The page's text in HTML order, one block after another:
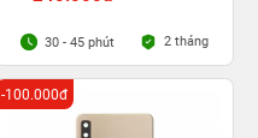
30 - 45 phút 2 tháng
-100.000đ